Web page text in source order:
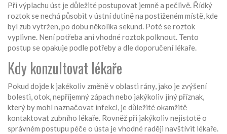
Při výplachu úst je důležité postupovat jemně a pečlivě. Řídký
roztok se nechá působit v ústní dutině na postiženém místě, kde
byl zub vytržen, po dobu několika sekund. Poté se roztok
vyplivne. Není potřeba ani vhodné roztok polknout. Tento
postup se opakuje podle potřeby a dle doporučení lékaře.
Kdy konzultovat lékaře
Pokud dojde k jakékoliv změně v oblasti rány, jako je zvýšení
bolesti, otok, nepříjemný zápach nebo jakýkoliv jiný příznak,
který by mohl naznačovat infekci, je důležité okamžitě
kontaktovat zubního lékaře. Rovněž při jakýkoliv nejistotě o
správném postupu péče o ústa je vhodné raději navštívit lékaře.